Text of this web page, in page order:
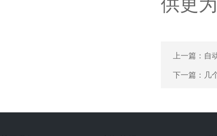
上一篇： 自
下一篇： 几